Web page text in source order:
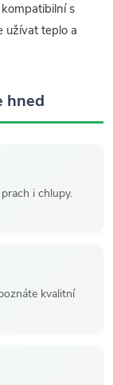
s
užívat teplo a
hned
i chlupy.
kvalitní